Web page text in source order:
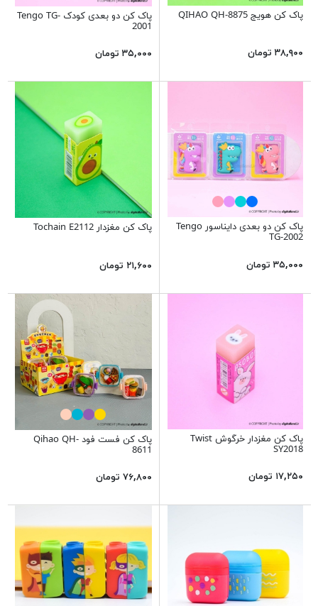
پاک کن هویج QIHAO QH-8875
۳۸,۹۰۰ تومان
پاک کن دو بعدی کودک Tengo TG-
2001
۳۵,۰۰۰ تومان
پاک کن دو بعدی دایناسور Tengo
TG-2002
۳۵,۰۰۰ تومان
پاک کن مغزدار Tochain E2112
۲۱,۶۰۰ تومان
پاک کن مغزدار خرگوش Twist
SY2018
۱۷,۲۵۰ تومان
پاک کن فست فود Qihao QH-
8611
۷۶,۸۰۰ تومان